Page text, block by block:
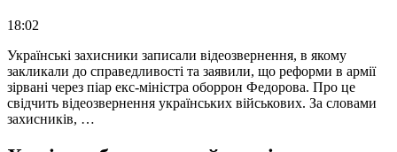
18:02
Українські захисники записали відеозвернення, в якому
закликали до справедливості та заявили, що реформи в армії
зірвані через піар екс-міністра оборрон Федорова. Про це
свідчить відеозвернення українських військових. За словами
захисників, …